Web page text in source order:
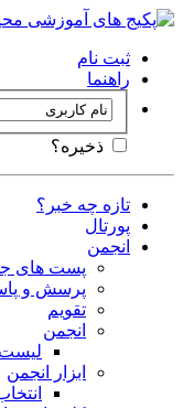
ثبت نام
راهنما
ذخیره؟
تازه چه خبر؟
پورتال
انجمن
پست های
پرسش و
تقویم
انجمن
ابزار انجمن